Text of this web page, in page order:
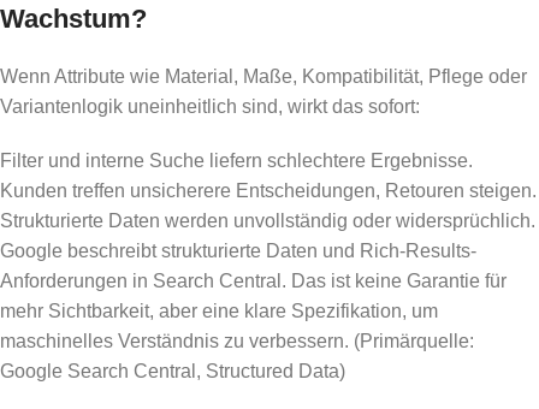
Wachstum?
Wenn Attribute wie Material, Maße, Kompatibilität, Pflege oder
Variantenlogik uneinheitlich sind, wirkt das sofort:
Filter und interne Suche liefern schlechtere Ergebnisse.
Kunden treffen unsicherere Entscheidungen, Retouren steigen.
Strukturierte Daten werden unvollständig oder widersprüchlich.
Google beschreibt strukturierte Daten und Rich-Results-
Anforderungen in Search Central. Das ist keine Garantie für
mehr Sichtbarkeit, aber eine klare Spezifikation, um
maschinelles Verständnis zu verbessern. (Primärquelle:
Google Search Central, Structured Data)